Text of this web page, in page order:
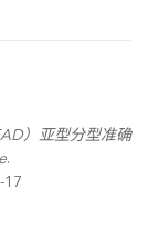
）亚型分型准确
.